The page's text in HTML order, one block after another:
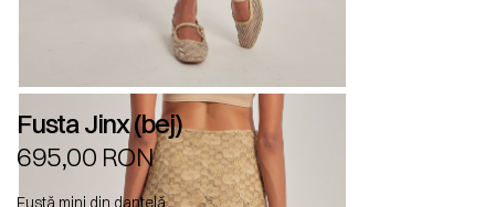
Fusta Jinx (bej)
695,00 RON
Fustă mini din dantelă.